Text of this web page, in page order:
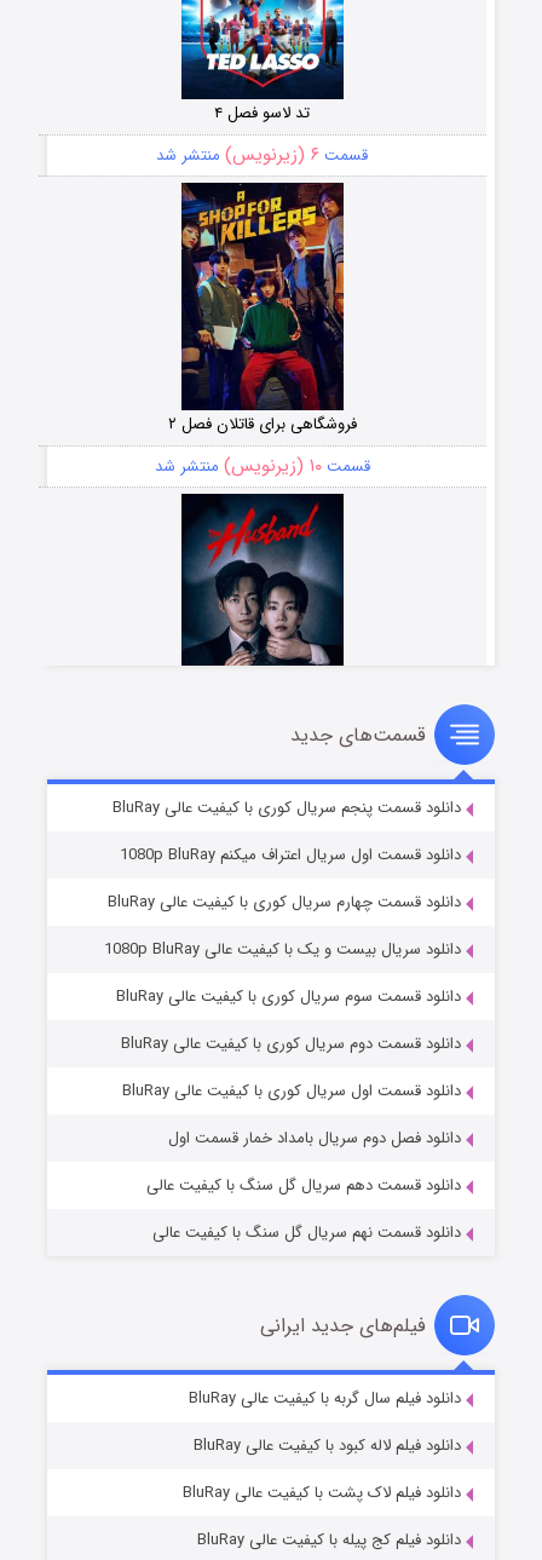
تد لاسو فصل ۴
قسمت ۶ (زیرنویس) منتشر شد
فروشگاهی برای قاتلان فصل ۲
قسمت۱۰ (زیرنویس) منتشر شد
قسمت۸ (زیرنویس) منتشر شد
عملیات آپارتمان
قسمت۲ (زیرنویس) منتشر شد
قسمت۲ (زیرنویس) منتشر شد
قسمت‌های جدید
دانلود قسمت پنجم سریال کوری با کیفیت عالی BluRay
دانلود قسمت اول سریال اعتراف میکنم 1080p BluRay
دانلود قسمت چهارم سریال کوری با کیفیت عالی BluRay
دانلود سریال بیست و یک با کیفیت عالی 1080p BluRay
دانلود قسمت سوم سریال کوری با کیفیت عالی BluRay
دانلود قسمت دوم سریال کوری با کیفیت عالی BluRay
دانلود قسمت اول سریال کوری با کیفیت عالی BluRay
دانلود فصل دوم سریال بامداد خمار قسمت اول
دانلود قسمت دهم سریال گل سنگ با کیفیت عالی
دانلود قسمت نهم سریال گل سنگ با کیفیت عالی
فیلم‌های جدید ایرانی
دانلود فیلم سال گربه با کیفیت عالی BluRay
دانلود فیلم لاله کبود با کیفیت عالی BluRay
دانلود فیلم لاک پشت با کیفیت عالی BluRay
دانلود فیلم کج‌ پیله با کیفیت عالی BluRay